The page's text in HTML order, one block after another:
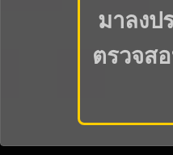
มาลงป
ตรวจส